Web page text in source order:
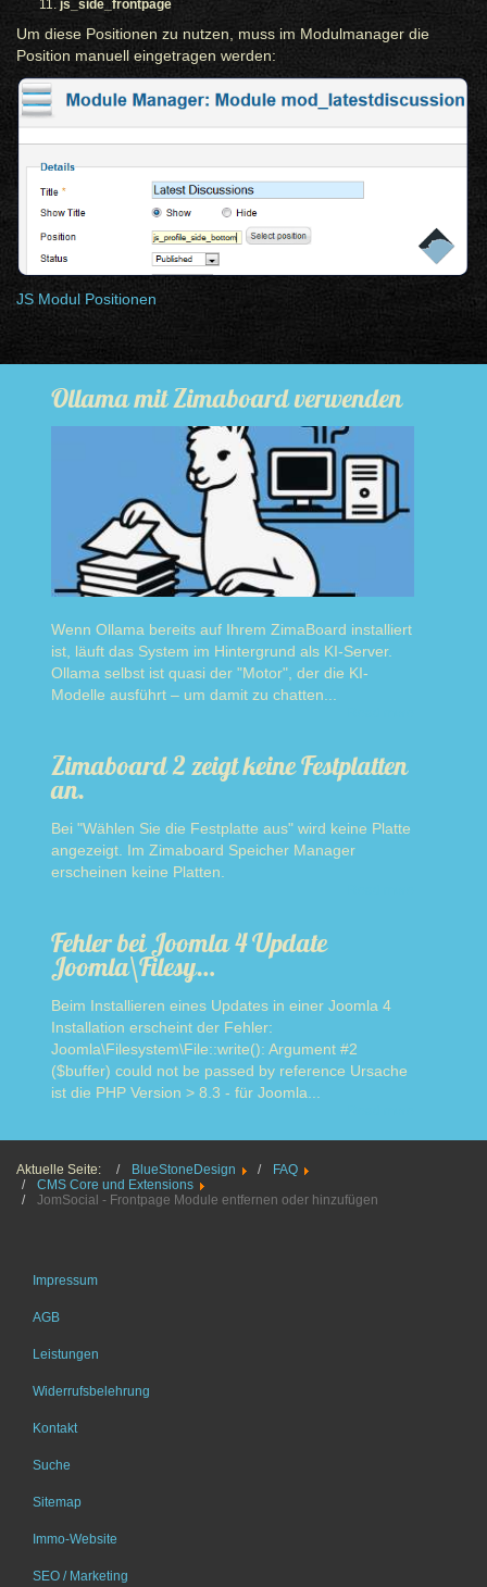
js_side_frontpage
Um diese Positionen zu nutzen, muss im Modulmanager die
Position manuell eingetragen werden:
JS Modul Positionen
Ollama mit Zimaboard verwenden
Wenn Ollama bereits auf Ihrem ZimaBoard installiert
ist, läuft das System im Hintergrund als KI-Server.
Ollama selbst ist quasi der "Motor", der die KI-
Modelle ausführt – um damit zu chatten...
Zimaboard 2 zeigt keine Festplatten
an.
Bei "Wählen Sie die Festplatte aus" wird keine Platte
angezeigt. Im Zimaboard Speicher Manager
erscheinen keine Platten.
Fehler bei Joomla 4 Update
Joomla\Filesy…
Beim Installieren eines Updates in einer Joomla 4
Installation erscheint der Fehler:
Joomla\Filesystem\File::write(): Argument #2
($buffer) could not be passed by reference Ursache
ist die PHP Version > 8.3 - für Joomla...
Aktuelle Seite: BlueStoneDesign
FAQ
CMS Core und Extensions
JomSocial - Frontpage Module entfernen oder hinzufügen
Impressum
AGB
Leistungen
Widerrufsbelehrung
Kontakt
Suche
Sitemap
Immo-Website
SEO / Marketing